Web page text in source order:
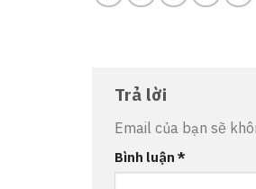
Trả lời
Email của bạn sẽ
Bình luận *